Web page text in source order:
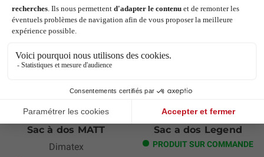
Sac à dos MATT
Dimatex
Sac a dos Legend
PRODUIT SUR COMMANDE